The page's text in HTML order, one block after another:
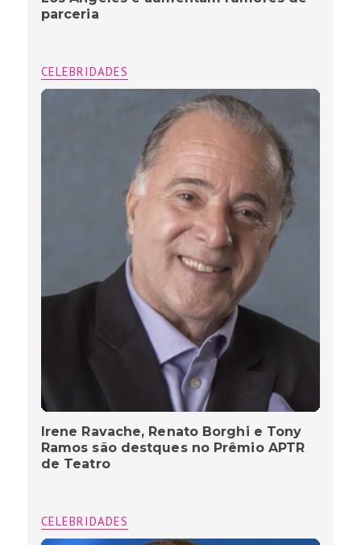
parceria
CELEBRIDADES
Irene Ravache, Renato Borghi e Tony
Ramos são destques no Prêmio APTR
de Teatro
CELEBRIDADES